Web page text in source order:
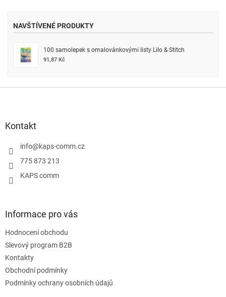
NAVŠTÍVENÉ PRODUKTY
100 samolepek s omalovánkovými listy Lilo & Stitch
91,87 Kč
Kontakt
info@kaps-comm.cz
775 873 213
KAPS comm
Informace pro vás
Hodnocení obchodu
Slevový program B2B
Kontakty
Obchodní podmínky
Podmínky ochrany osobních údajů